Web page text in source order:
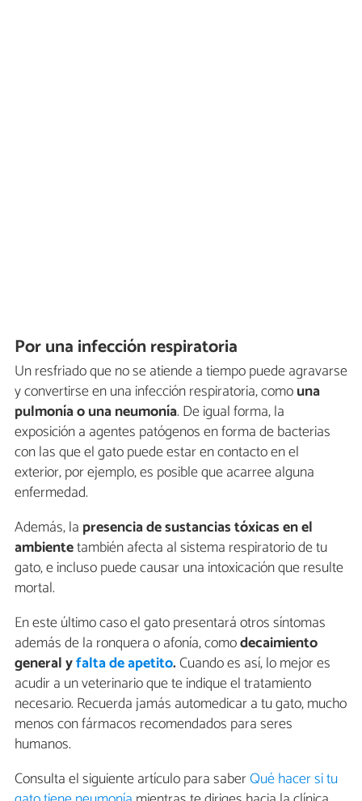
Por una infección respiratoria
Un resfriado que no se atiende a tiempo puede agravarse
y convertirse en una infección respiratoria, comouna
pulmoníaouna neumonía. De igual forma, la
exposición a agentes patógenos en forma de bacterias
con las que el gato puede estar en contacto en el
exterior, por ejemplo, es posible que acarree alguna
enfermedad.
Además, la presencia de sustancias tóxicas en el
ambientetambién afecta al sistema respiratorio de tu
gato, e incluso puede causar una intoxicación que resulte
mortal.
En este último caso el gato presentará otros síntomas
además de la ronquera o afonía, comodecaimiento
general yfalta de apetito.Cuando es así, lo mejor es
acudir a un veterinario que te indique el tratamiento
necesario. Recuerda jamás automedicar a tu gato, mucho
menos con fármacos recomendados para seres
humanos.
Consulta el siguiente artículo para saberQué hacer si tu